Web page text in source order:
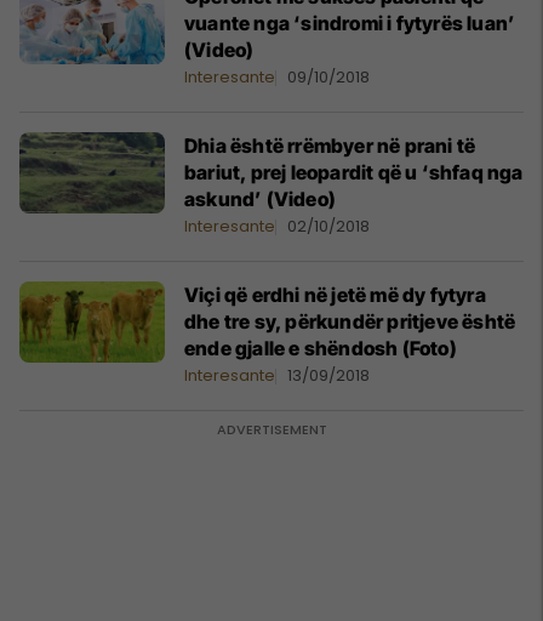
vuante nga ‘sindromi i fytyrës luan’
(Video)
Interesante 09/10/2018
Dhia është rrëmbyer në prani të
bariut, prej leopardit që u ‘shfaq nga
askund’ (Video)
Interesante 02/10/2018
Viçi që erdhi në jetë më dy fytyra
dhe tre sy, përkundër pritjeve është
ende gjalle e shëndosh (Foto)
Interesante 13/09/2018